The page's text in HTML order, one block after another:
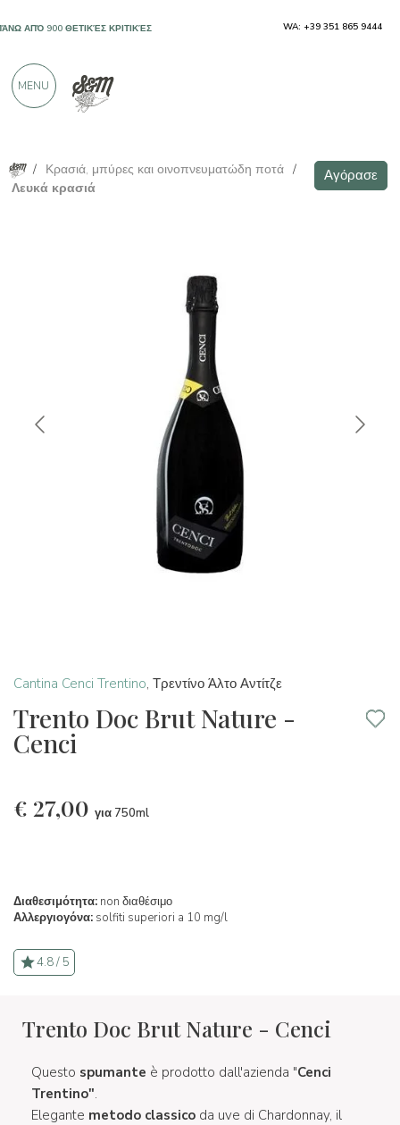
/ Κρασιά, μπύρες και οινοπνευματώδη ποτά /
Λευκά κρασιά
Αγόρασε
Cantina Cenci Trentino, Τρεντίνο Άλτο Αντίτζε
Trento Doc Brut Nature -
Cenci
€ 27,00 για 750ml
Διαθεσιμότητα: non διαθέσιμο
Αλλεργιογόνα: solfiti superiori a 10 mg/l
4.8 / 5
Trento Doc Brut Nature - Cenci
Questo spumante è prodotto dall'azienda "Cenci
Trentino".
Elegante metodo classico da uve di Chardonnay, il
ΑΠΌ 900 ΘΕΤΙΚΈΣ ΚΡΙΤΙΚΈΣ WA: +39 351 865 9444
MENU